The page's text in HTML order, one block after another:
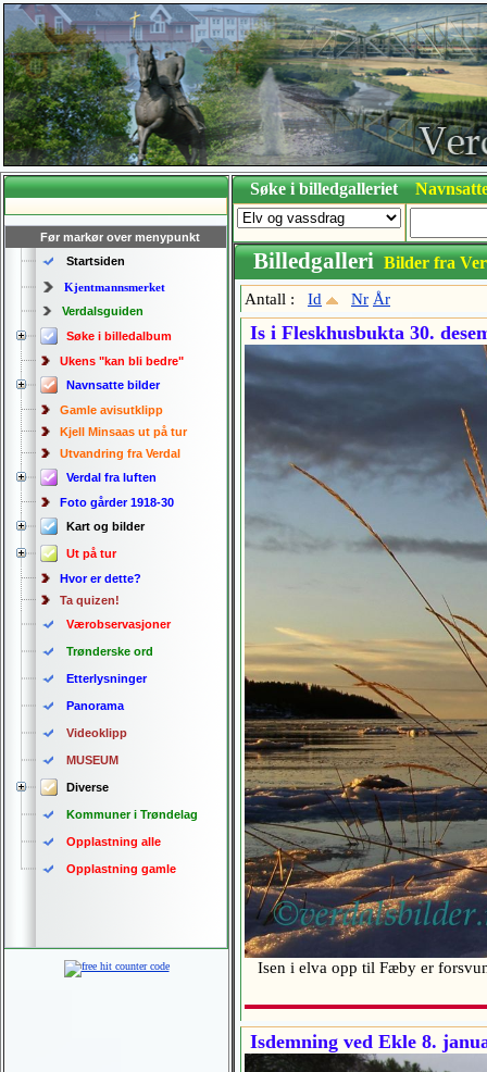
Før markør over menypunkt
Startsiden
Kjentmannsmerket
Verdalsguiden
Søke i billedalbum
Ukens "kan bli bedre"
Navnsatte bilder
Gamle avisutklipp
Kjell Minsaas ut på tur
Utvandring fra Verdal
Verdal fra luften
Foto gårder 1918-30
Kart og bilder
Ut på tur
Hvor er dette?
Ta quizen!
Værobservasjoner
Trønderske ord
Etterlysninger
Panorama
Videoklipp
MUSEUM
Diverse
Kommuner i Trøndelag
Opplastning alle
Opplastning gamle
Søke i billedgalleriet
Billedgalleri Bilder fra
Antall : Id Nr År
Is i Fleskhusbukta 30.
Isen i elva opp til Fæby er
Isdemning ved Ekle 8.